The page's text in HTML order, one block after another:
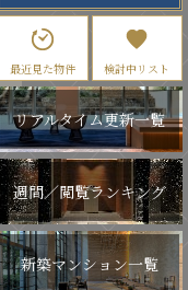
最近見た物件 検討中リスト
リアルタイム更新一覧
週間／閲覧ランキング
新築マンション一覧